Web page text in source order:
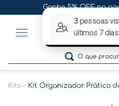
Ganhe 5% OFF no
O que procura hoje?
Kits